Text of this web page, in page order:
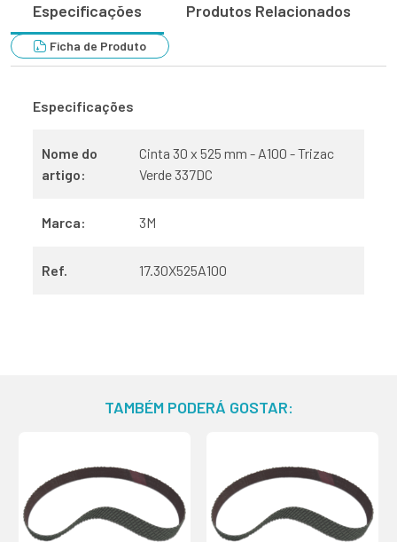
Especificações Produtos Relacionados
Ficha de Produto
Especificações
Nome do
artigo:
Cinta 30 x 525 mm - A100 - Trizac
Verde 337DC
Marca: 3M
Ref. 17.30X525A100
TAMBÉM PODERÁ GOSTAR: